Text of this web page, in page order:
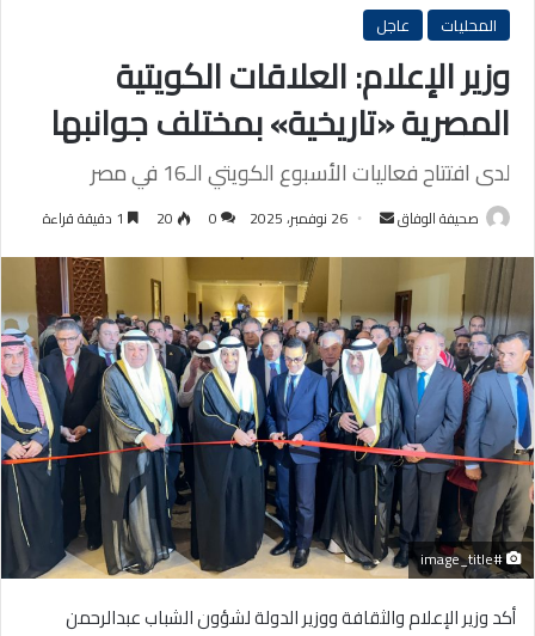
المحليات
عاجل
وزير الإعلام: العلاقات الكويتية
المصرية «تاريخية» بمختلف جوانبها
لدى افتتاح فعاليات الأسبوع الكويتي الـ16 في مصر
صحيفة الوفاق
أرسل 26 نوفمبر، 2025 0
20
#image_title
أكد وزير الإعلام والثقافة ووزير الدولة لشؤون الشباب عبدالرحمن